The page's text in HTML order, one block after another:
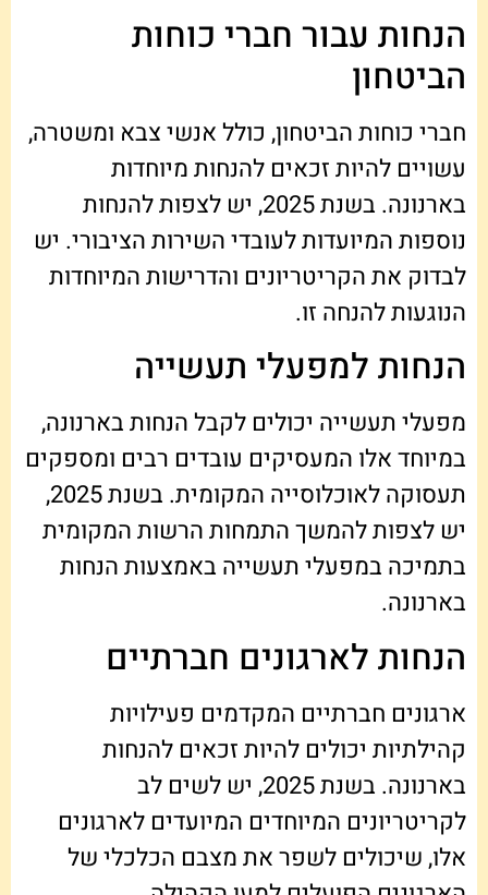
הנחות עבור חברי כוחות
הביטחון
חברי כוחות הביטחון, כולל אנשי צבא ומשטרה,
עשויים להיות זכאים להנחות מיוחדות
בארנונה. בשנת 2025, יש לצפות להנחות
נוספות המיועדות לעובדי השירות הציבורי. יש
לבדוק את הקריטריונים והדרישות המיוחדות
הנוגעות להנחה זו.
הנחות למפעלי תעשייה
מפעלי תעשייה יכולים לקבל הנחות בארנונה,
במיוחד אלו המעסיקים עובדים רבים ומספקים
תעסוקה לאוכלוסייה המקומית. בשנת 2025,
יש לצפות להמשך התמחות הרשות המקומית
בתמיכה במפעלי תעשייה באמצעות הנחות
בארנונה.
הנחות לארגונים חברתיים
ארגונים חברתיים המקדמים פעילויות
קהילתיות יכולים להיות זכאים להנחות
בארנונה. בשנת 2025, יש לשים לב
לקריטריונים המיוחדים המיועדים לארגונים
אלו, שיכולים לשפר את מצבם הכלכלי של